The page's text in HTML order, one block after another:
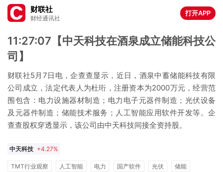
财联社
财经通讯社
打开APP
11:27:07【中天科技在酒泉成立储能科技公
司】
财联社5月7日电，企查查显示，近日，酒泉中蓄储能科技有限
公司成立，法定代表人为杜珩，注册资本为2000万元，经营范
围包含：电力设施器材制造；电力电子元器件制造；光伏设备
及元器件制造；储能技术服务；人工智能应用软件开发等。企
查查股权穿透显示，该公司由中天科技间接全资持股。
中天科技 +4.27%
TMT行业观察 人工智能 电力 国产软件 光伏
储能